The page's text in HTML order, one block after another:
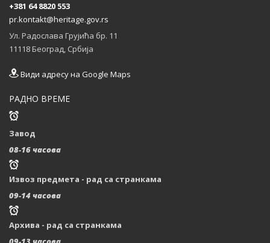
+381 64 8820 553
pr.kontakt@heritage.gov.rs
Ул. Радослава Грујића бр. 11
11118 Београд, Србија
Види адресу на Google Maps
РАДНО ВРЕМЕ
Завод
08-16 часова
Извоз предмета - рад са странкама
09-14 часова
Архива - рад са странкама